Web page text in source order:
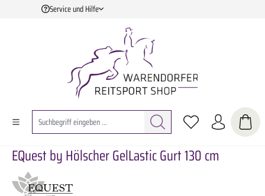
Zum Hauptinhalt springen
Service und Hilfe
EQuest by Hölscher GelLastic Gurt 130 cm